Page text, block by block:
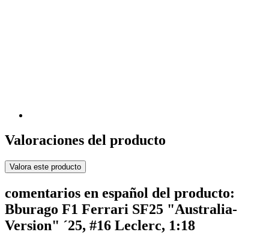
Valoraciones del producto
Valora este producto
comentarios en español del producto:
Bburago F1 Ferrari SF25 "Australia-
Version" ´25, #16 Leclerc, 1:18